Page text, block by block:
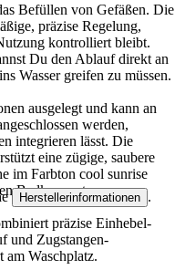
Befüllen von Gefäßen. Die
präzise Regelung,
kontrolliert bleibt.
Du den Ablauf direkt an
Wasser greifen zu müssen.
ausgelegt und kann an
werden,
integrieren lässt. Die
eine zügige, saubere
im Farbton cool sunrise
Badkonzepten.
präzise Einhebel-
und Zugstangen-
Waschplatz.
Herstellerinformationen .